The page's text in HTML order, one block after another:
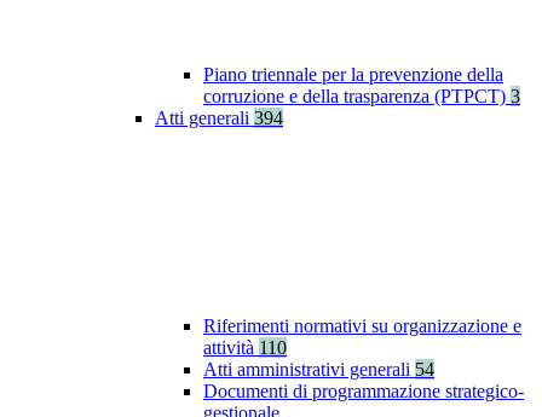
Piano triennale per la prevenzione della
corruzione e della trasparenza (PTPCT) 3
Atti generali 394
Riferimenti normativi su organizzazione e
attività 110
Atti amministrativi generali 54
Documenti di programmazione strategico-